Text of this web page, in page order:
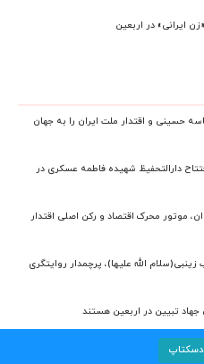
ایرانی» در اربعین
حسینی و اقتدار ملت ایران را به جهان
دارالتحفیظ شهیده فاطمه عسکری در
موتور محرک اقتصاد و رکن اصلی اقتدار
الله علیها)، پرچمدار روایتگری
جهاد تبیین در اربعین هستند